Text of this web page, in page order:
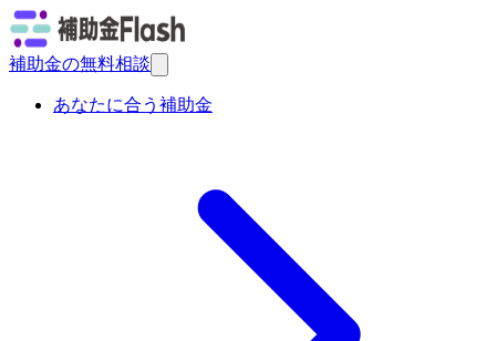
補助金の無料相談
あなたに合う補助金